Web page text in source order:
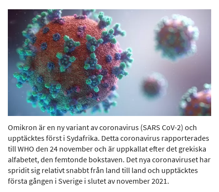
Omikron är en ny variant av coronavirus (SARS CoV-2) och
upptäcktes först i Sydafrika. Detta coronavirus rapporterades
till WHO den 24 november och är uppkallat efter det grekiska
alfabetet, den femtonde bokstaven. Det nya coronaviruset har
spridit sig relativt snabbt från land till land och upptäcktes
första gången i Sverige i slutet av november 2021.